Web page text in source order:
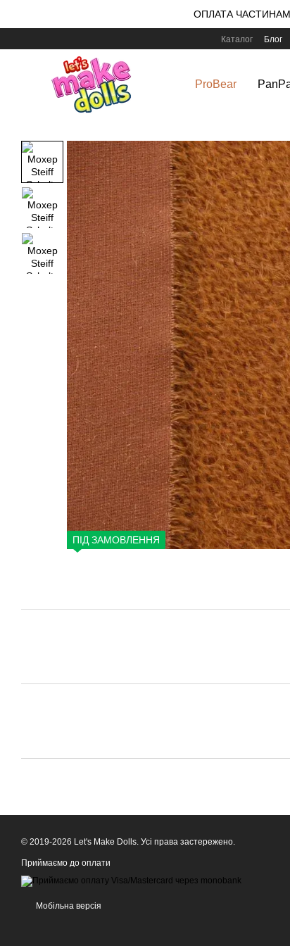
ОПЛАТА
Каталог Блог
ProBear
ПІД ЗАМОВЛЕННЯ
© 2019-2026 Let's Make Dolls. Усі права застережено.
Приймаємо до оплати
Мобільна версія